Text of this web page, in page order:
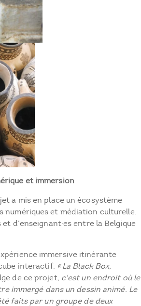
et immersion
a mis en place un écosystème
numériques et médiation culturelle.
d’enseignant·es entre la Belgique
immersive itinérante
interactif. « La Black Box,
de ce projet, c'est un endroit où le
immergé dans un dessin animé. Le
faits par un groupe de deux